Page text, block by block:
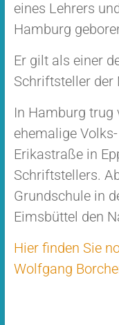
eines Lehrers
Hamburg
Er gilt als einer
Schriftsteller der
In Hamburg trug
ehemalige
Erikastraße in
Schriftstellers.
Grundschule in
Eimsbüttel den
Hier finden Sie
Wolfgang